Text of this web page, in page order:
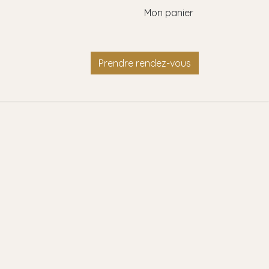
Mon panier
Prendre rendez-vous